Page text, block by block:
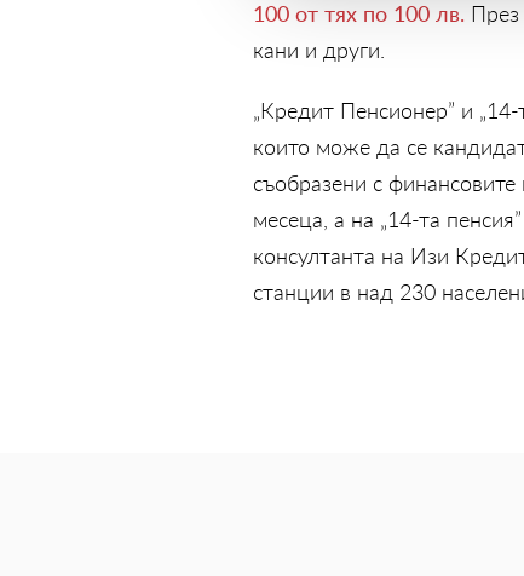
100 от тях по 100 лв.
кани и други.
„Кредит Пенсионер” и
които може да се
съобразени с
месеца, а на „14-та
консултанта на Изи
станции в над 230